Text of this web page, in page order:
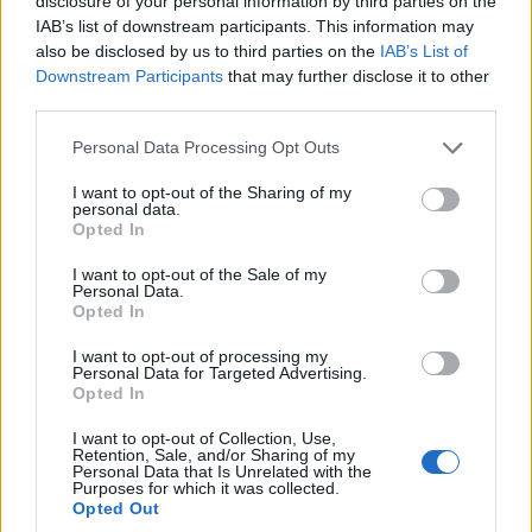
IAB’s list of downstream participants. This information may
also be disclosed by us to third parties on the IAB’s List of
Downstream Participants that may further disclose it to other
Personal Data Processing Opt Outs
I want to opt-out of the Sharing of my
personal data.
Opted In
I want to opt-out of the Sale of my
Personal Data.
Opted In
I want to opt-out of processing my
Personal Data for Targeted Advertising.
Opted In
I want to opt-out of Collection, Use,
Retention, Sale, and/or Sharing of my
Personal Data that Is Unrelated with the
Purposes for which it was collected.
Opted Out
12.
P L E G A
R
13.
R A P
E
14. R A P E
L
R E A
L
R E G L
A
Desafío 7
C O C
C O D
A
C O
D A C I
O
D I O I C
A
O D